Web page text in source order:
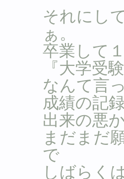
それにし
ぁ。
卒業して
『大学受
なんて言
成績の記
出来の悪
まだまだ
で
しばらく